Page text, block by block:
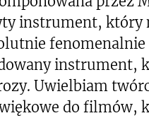
instrument, który
fenomenalnie
instrument,
Uwielbiam
do filmów,